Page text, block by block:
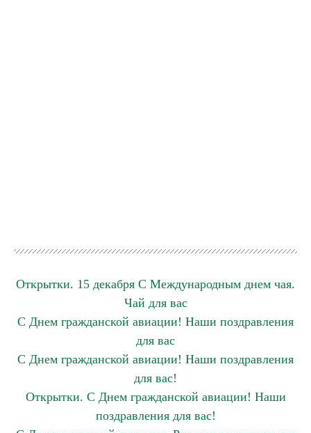
Открытки. 15 декабря С Международным днем чая.
Чай для вас
С Днем гражданской авиации! Наши поздравления
для вас
С Днем гражданской авиации! Наши поздравления
для вас!
Открытки. С Днем гражданской авиации! Наши
поздравления для вас!